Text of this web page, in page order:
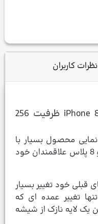
نظرات کاربران
گوشي موبايل اپل مدل iPhone 8 Plus ظرفيت 256
محصول بسیار با
کیفیت خود تحت عنوان آیفون 8 و 8 پلاس علاقمندان خود
قبلی خود تغییر بسیار
تغییر عمده ای که
یک لایه نازک از شیشه